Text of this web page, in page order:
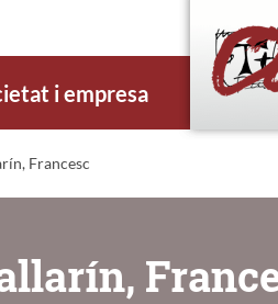
i empresa
Francesc